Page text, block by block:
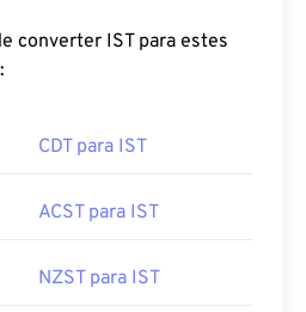
CDT para IST
ACST para IST